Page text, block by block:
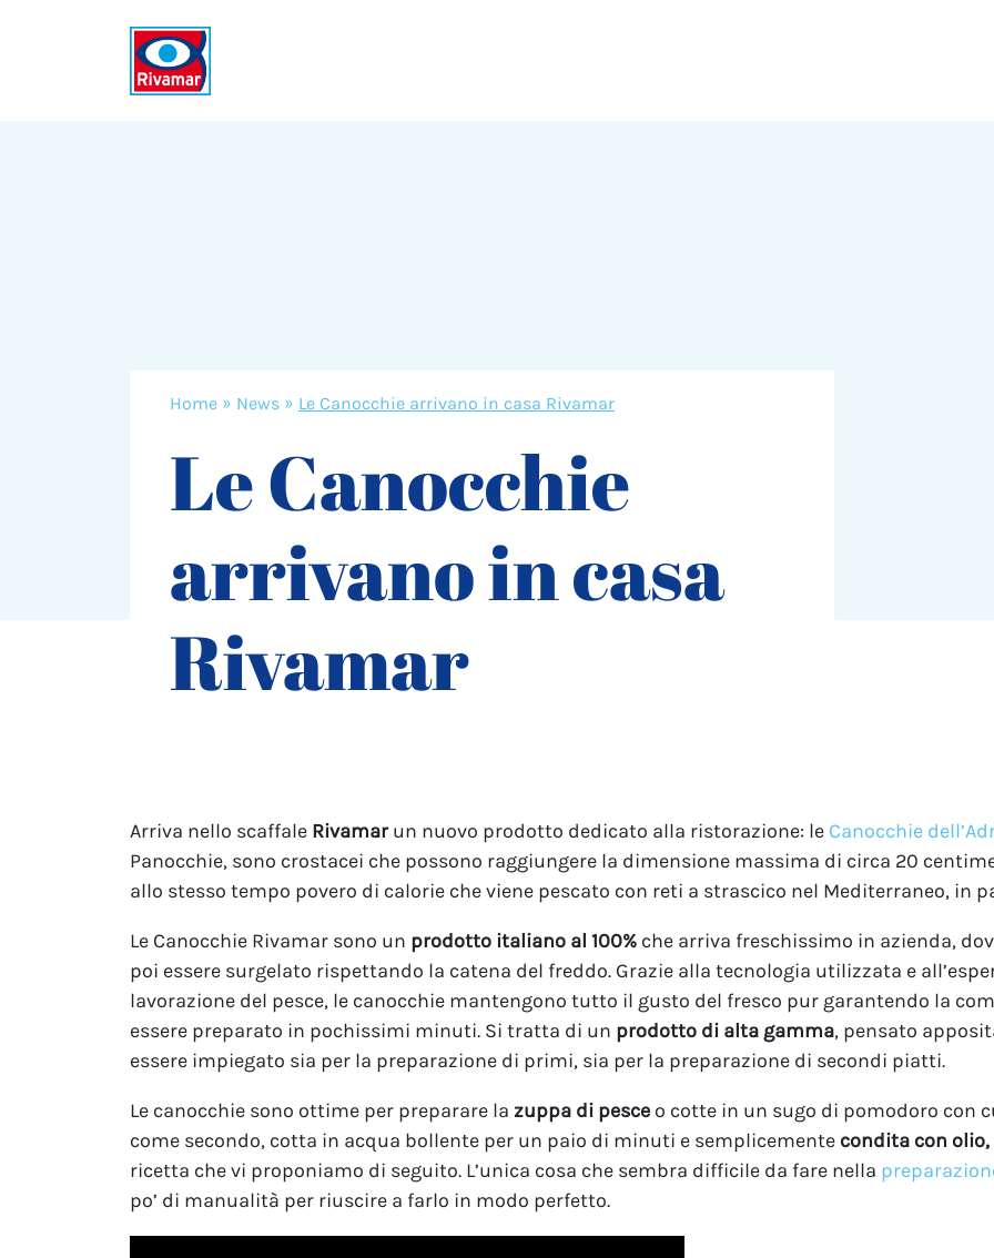
Home » News » Le Canocchie arrivano in casa Rivamar
Le Canocchie
arrivano in casa
Rivamar
Arriva nello scaffale Rivamarun nuovo prodotto dedicato alla ristorazione: le Canocchie
Panocchie, sono crostacei che possono raggiungere la dimensione massima di circa 20
allo stesso tempo povero di calorie che viene pescato con reti a strascico nel Mediterraneo, in
Le Canocchie Rivamar sono un prodotto italiano al 100% che arriva freschissimo in azienda,
poi essere surgelato rispettando la catena del freddo. Grazie alla tecnologia utilizzata e
lavorazione del pesce, le canocchie mantengono tutto il gusto del fresco pur garantendo la
essere preparato in pochissimi minuti. Si tratta di un prodotto di alta gamma, pensato
essere impiegato sia per la preparazione di primi, sia per la preparazione di secondi piatti.
Le canocchie sono ottime per preparare la zuppa di pesce o cotte in un sugo di pomodoro con
come secondo, cotta in acqua bollente per un paio di minuti e semplicemente condita con
ricetta che vi proponiamo di seguito. L’unica cosa che sembra difficile da fare nella
po’ di manualità per riuscire a farlo in modo perfetto.